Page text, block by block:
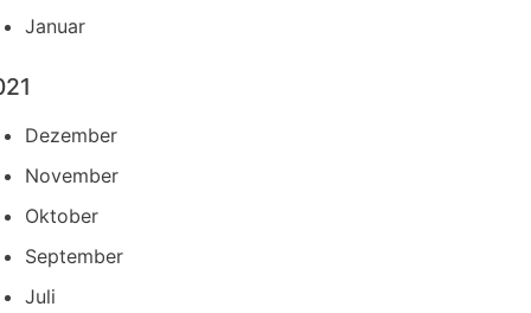
Januar
Dezember
November
Oktober
September
Juli